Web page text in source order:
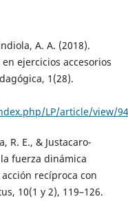
A. A. (2018).
ejercicios accesorios
1(28).
LP/article/view/
R. E., & Justacaro-
fuerza dinámica
recíproca con
10(1 y 2), 119–126.